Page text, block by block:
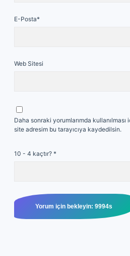
E-Posta*
Web Sitesi
Daha sonraki yorumlarımda
site adresim bu tarayıcıya kaydedilsin.
10 - 4 kaçtır? *